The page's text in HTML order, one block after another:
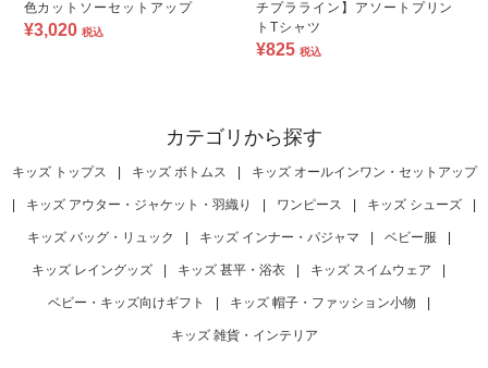
色カットソーセットアップ
¥3,020 税込
チプラライン】アソートプリン
トTシャツ
¥825 税込
カテゴリから探す
キッズ トップス | キッズ ボトムス | キッズ オールインワン・セットアップ
| キッズ アウター・ジャケット・羽織り | ワンピース | キッズ シューズ |
キッズ バッグ・リュック | キッズ インナー・パジャマ | ベビー服 |
キッズ レイングッズ | キッズ 甚平・浴衣 | キッズ スイムウェア |
ベビー・キッズ向けギフト | キッズ 帽子・ファッション小物 |
キッズ 雑貨・インテリア